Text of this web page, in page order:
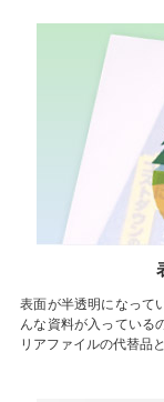
表面が半透明になって
んな資料が入っている
リアファイルの代替品